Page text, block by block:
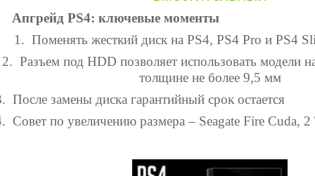
Апгрейд PS4: ключевые моменты
1. Поменять жесткий диск на PS4, PS4 Pro и PS4
2. Разъем под HDD позволяет использовать модели
толщине не более 9,5 мм
После замены диска гарантийный срок остается
Совет по увеличению размера – Seagate Fire Cuda, 2